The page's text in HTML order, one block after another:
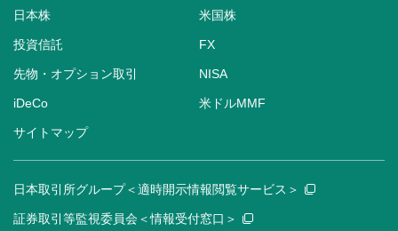
日本株 米国株
投資信託 FX
先物・オプション取引 NISA
iDeCo 米ドルMMF
サイトマップ
日本取引所グループ＜適時開示情報閲覧サービス＞
証券取引等監視委員会＜情報受付窓口＞